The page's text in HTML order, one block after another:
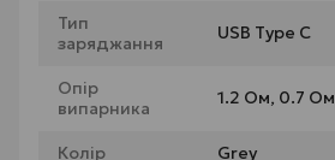
Тип
заряджання
USB Type C
Опір
випарника
1.2 Ом, 0.7 Ом
Колір Grey